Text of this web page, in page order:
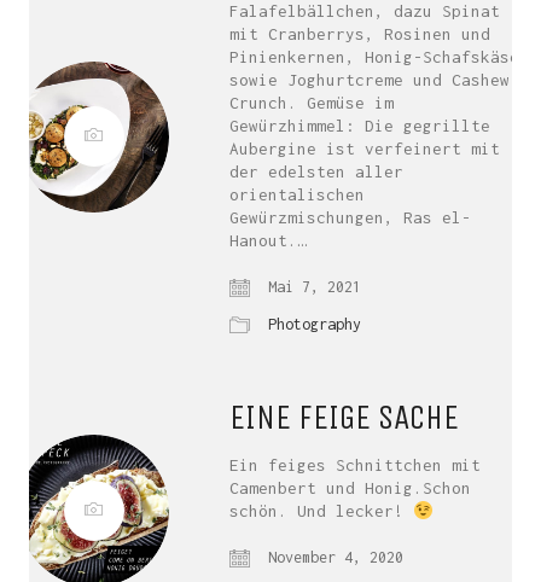
Falafelbällchen, dazu Spinat
mit Cranberrys, Rosinen und
Pinienkernen, Honig-Schafskäse
sowie Joghurtcreme und Cashew-
Crunch. Gemüse im
Gewürzhimmel: Die gegrillte
Aubergine ist verfeinert mit
der edelsten aller
orientalischen
Gewürzmischungen, Ras el-
Hanout.…
Mai 7, 2021
Photography
EINE FEIGE SACHE
Ein feiges Schnittchen mit
Camenbert und Honig.Schon
schön. Und lecker!
November 4, 2020